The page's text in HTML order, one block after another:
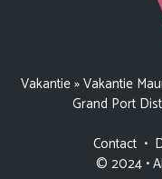
Vakantie»Vakantie
Grand Port
Contact•
© 2024 •